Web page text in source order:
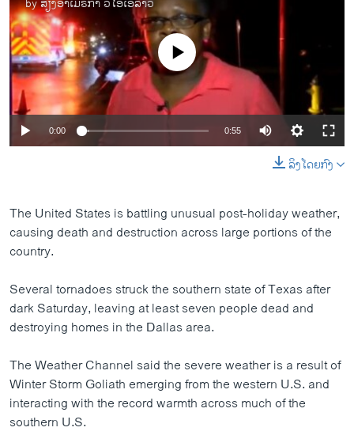
byສຽງອາເມຣິກາ ວີໂອເອລາວ
No media source currently available
0:00 0:55
ລິງໂດຍກົງ
The United States is battling unusual post-holiday weather,
causing death and destruction across large portions of the
country.
Several tornadoes struck the southern state of Texas after
dark Saturday, leaving at least seven people dead and
destroying homes in the Dallas area.
The Weather Channel said the severe weather is a result of
Winter Storm Goliath emerging from the western U.S. and
interacting with the record warmth across much of the
southern U.S.